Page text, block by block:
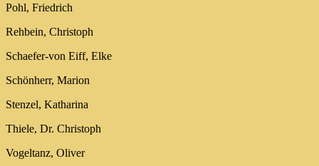
Pohl, Friedrich
Rehbein, Christoph
Schaefer-von Eiff, Elke
Schönherr, Marion
Stenzel, Katharina
Thiele, Dr. Christoph
Vogeltanz, Oliver